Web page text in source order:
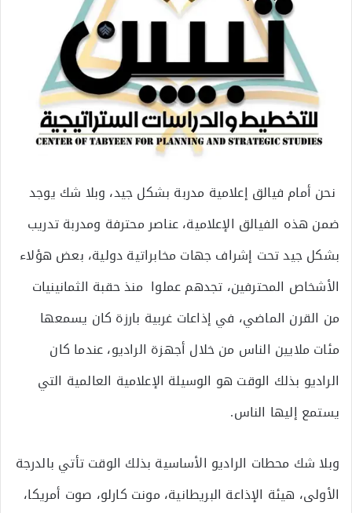
نحن أمام فيالق إعلامية مدربة بشكل جيد، وبلا شك يوجد
ضمن هذه الفيالق الإعلامية، عناصر محترفة ومدربة تدريب
بشكل جيد تحت إشراف جهات مخابراتية دولية، بعض هؤلاء
الأشخاص المحترفين، تجدهم عملوا منذ حقبة الثمانينيات
من القرن الماضي، في إذاعات غربية بارزة كان يسمعها
مئات ملايين الناس من خلال أجهزة الراديو، عندما كان
الراديو بذلك الوقت هو الوسيلة الإعلامية العالمية التي
يستمع إليها الناس.
وبلا شك محطات الراديو الأساسية بذلك الوقت تأتي بالدرجة
الأولى، هيئة الإذاعة البريطانية، مونت كارلو، صوت أمريكا،